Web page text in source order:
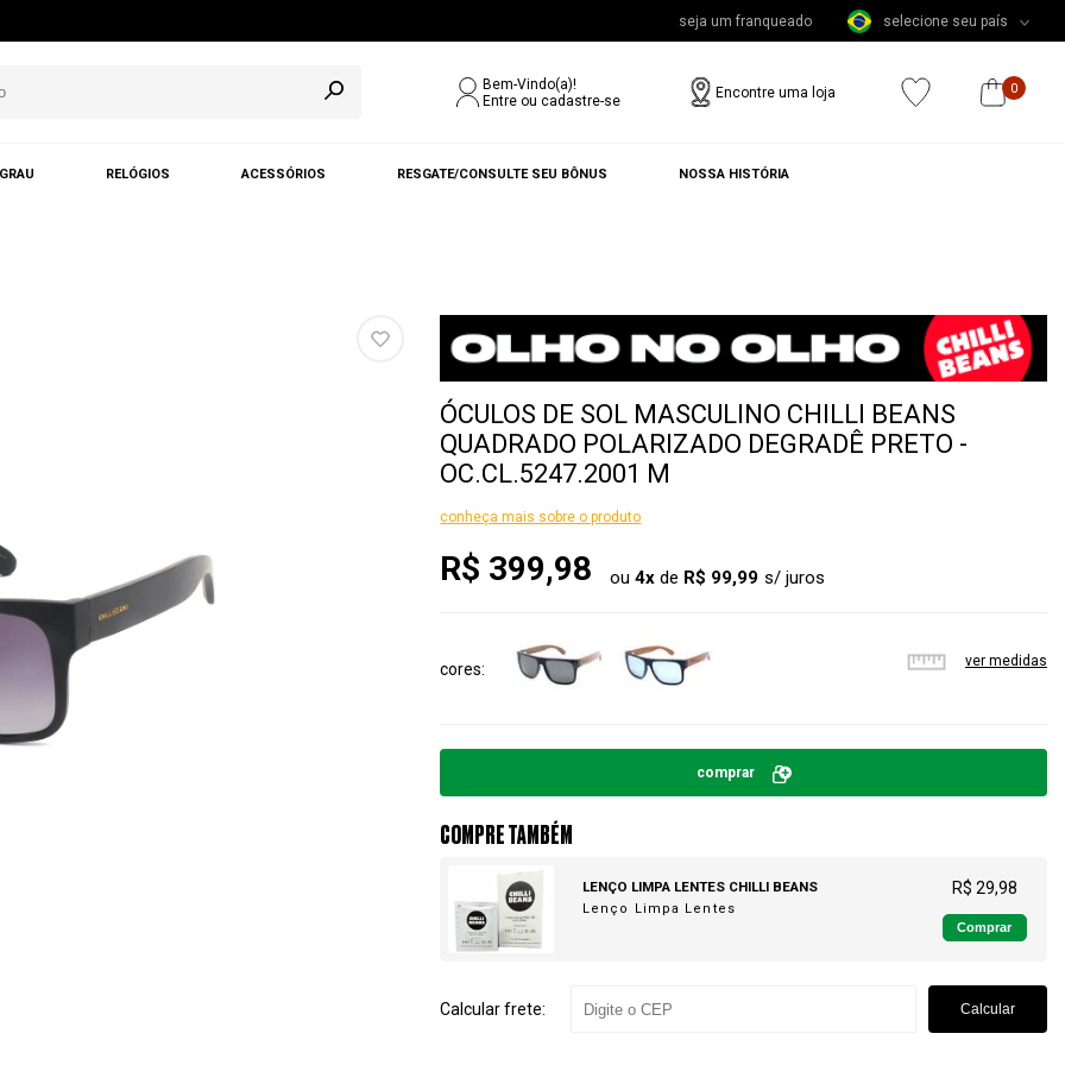
seja um franqueado selecione seu país
Bem-Vindo(a)!
Entre ou cadastre-se
Encontre uma loja 0
RELÓGIOS ACESSÓRIOS RESGATE/CONSULTE SEU BÔNUS NOSSA HISTÓRIA
ÓCULOS DE SOL MASCULINO CHILLI BEANS
QUADRADO POLARIZADO DEGRADÊ PRETO -
OC.CL.5247.2001 M
conheça mais sobre o produto
R$ 399,98 ou4x de R$ 99,99
cores ver medidas
comprar
COMPRE TAMBÉM
LENÇO LIMPA LENTES CHILLI BEANS
Lenço Limpa Lentes
R$ 29,98
Comprar
Calcular frete: Calcular